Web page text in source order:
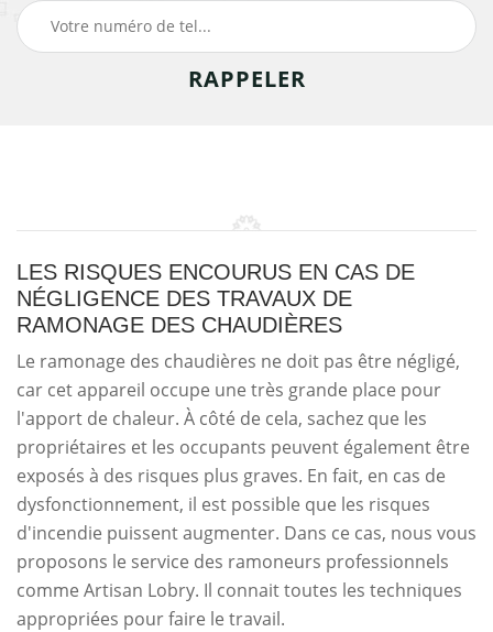
LES RISQUES ENCOURUS EN CAS DE
NÉGLIGENCE DES TRAVAUX DE
RAMONAGE DES CHAUDIÈRES
Le ramonage des chaudières ne doit pas être négligé,
car cet appareil occupe une très grande place pour
l'apport de chaleur. À côté de cela, sachez que les
propriétaires et les occupants peuvent également être
exposés à des risques plus graves. En fait, en cas de
dysfonctionnement, il est possible que les risques
d'incendie puissent augmenter. Dans ce cas, nous vous
proposons le service des ramoneurs professionnels
comme Artisan Lobry. Il connait toutes les techniques
appropriées pour faire le travail.